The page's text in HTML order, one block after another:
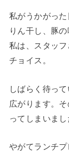
私がうかがっ
りん干し、豚
私は、スタッ
チョイス。
しばらく待っ
広がります。
ってしまいまし
やがてランチ